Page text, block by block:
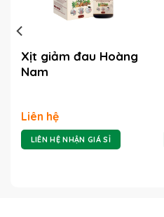
Xịt giảm đau Hoàng
Nam
Liên hệ
LIÊN HỆ NHẬN GIÁ SỈ